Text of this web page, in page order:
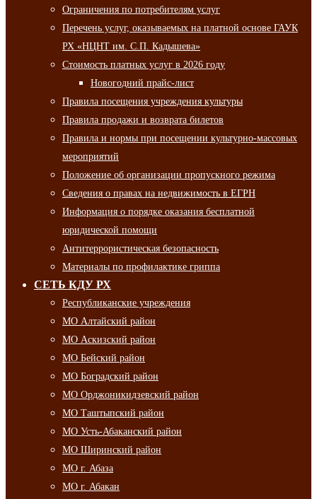
Ограничения по потребителям услуг
Перечень услуг, оказываемых на платной основе ГАУК
РХ «НЦНТ им. С.П. Кадышева»
Стоимость платных услуг в 2026 году
Новогодний прайс-лист
Правила посещения учреждения культуры
Правила продажи и возврата билетов
Правила и нормы при посещении культурно-массовых
мероприятий
Положение об организации пропускного режима
Сведения о правах на недвижимость в ЕГРН
Информация о порядке оказания бесплатной
юридической помощи
Антитеррористическая безопасность
Материалы по профилактике гриппа
СЕТЬ КДУ РХ
Республиканские учреждения
МО Алтайский район
МО Аскизский район
МО Бейский район
МО Боградский район
МО Орджоникидзевский район
МО Таштыпский район
МО Усть-Абаканский район
МО Ширинский район
МО г. Абаза
МО г. Абакан